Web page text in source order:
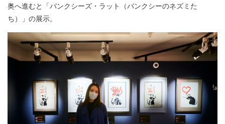
奥へ進むと「バンクシーズ・ラット（バンクシーのネズミた
ち）」の展示。